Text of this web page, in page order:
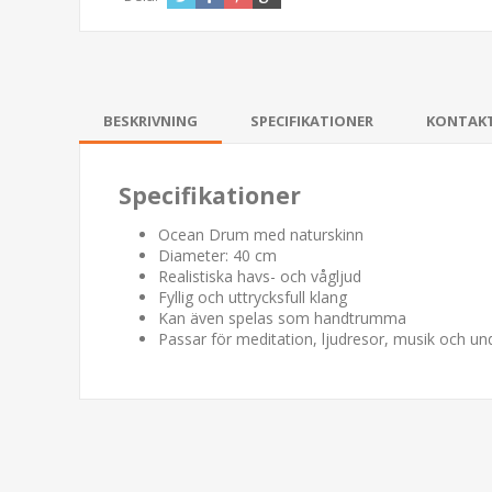
BESKRIVNING SPECIFIKATIONER
Specifikationer
Ocean Drum med naturskinn
Diameter: 40 cm
Realistiska havs- och vågljud
Fyllig och uttrycksfull klang
Kan även spelas som handtrumma
Passar för meditation, ljudresor, musik och